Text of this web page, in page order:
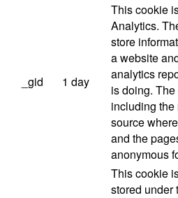
_gid 1 day
This cookie
Analytics.
store
a website
analytics
is doing.
including the
source
and the
anonymous
This cookie
stored under